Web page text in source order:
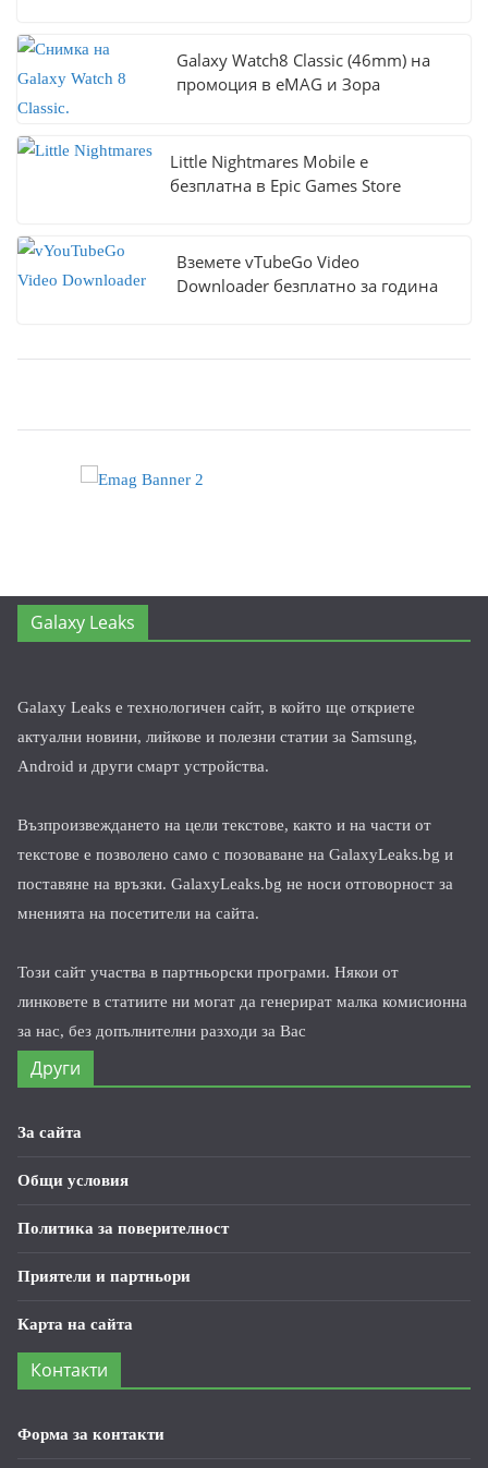
Galaxy Watch8 Classic (46mm) на
промоция в eMAG и Зора
Little Nightmares Mobile е
безплатна в Epic Games Store
Вземете vTubeGo Video
Downloader безплатно за година
Galaxy Leaks
Galaxy Leaks е технологичен сайт, в който ще откриете
актуални новини, лийкове и полезни статии за Samsung,
Android и други смарт устройства.
Възпроизвеждането на цели текстове, както и на части от
текстове е позволено само с позоваване на GalaxyLeaks.bg и
поставяне на връзки. GalaxyLeaks.bg не носи отговорност за
мненията на посетители на сайта.
Този сайт участва в партньорски програми. Някои от
линковете в статиите ни могат да генерират малка комисионна
за нас, без допълнителни разходи за Вас
Други
За сайта
Общи условия
Политика за поверителност
Приятели и партньори
Карта на сайта
Контакти
Форма за контакти